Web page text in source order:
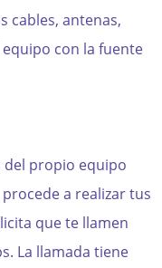
cables, antenas,
con la fuente
del propio equipo
a realizar tus
que te llamen
La llamada tiene